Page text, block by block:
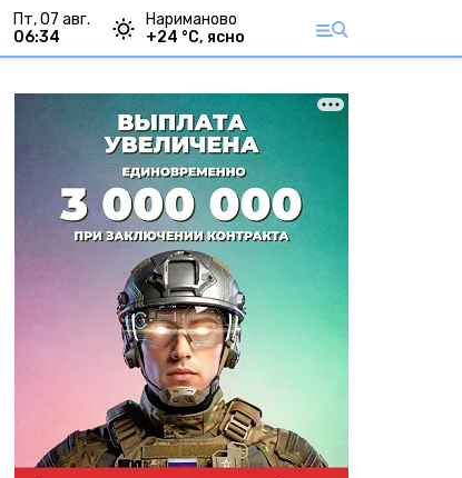
пт, 07 авг.
06:34
Нариманово
+24 °С, ясно